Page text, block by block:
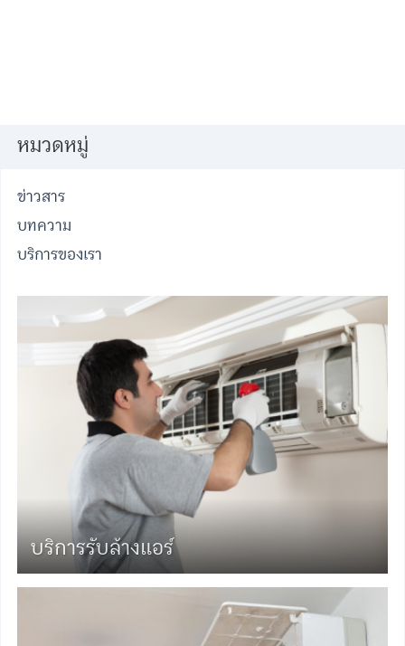
หมวดหมู่
ข่าวสาร
บทความ
บริการของเรา
บริการรับล้างแอร์